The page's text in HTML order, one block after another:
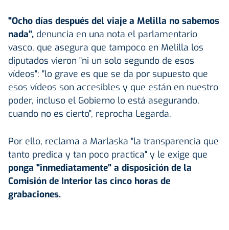
"Ocho días después del viaje a Melilla no sabemos
nada", denuncia en una nota el parlamentario
vasco, que asegura que tampoco en Melilla los
diputados vieron "ni un solo segundo de esos
vídeos": "lo grave es que se da por supuesto que
esos vídeos son accesibles y que están en nuestro
poder, incluso el Gobierno lo está asegurando,
cuando no es cierto", reprocha Legarda.
Por ello, reclama a Marlaska "la transparencia que
tanto predica y tan poco practica" y le exige que
ponga "inmediatamente" a disposición de la
Comisión de Interior las cinco horas de
grabaciones.